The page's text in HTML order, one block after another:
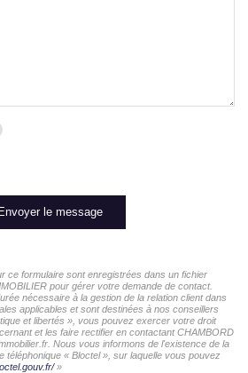
le message
ce formulaire sont enregistrées dans un fichier
pour gérer votre demande de contact.
nécessaire à la gestion de la relation client dans
applicables et sont destinées à nos conseillers
et libertés », vous pouvez exercer votre droit
et les faire rectifier en contactant CHAMBORD
Nous vous informons de l'existence de la
téléphonique « Bloctel », sur laquelle vous pouvez
»